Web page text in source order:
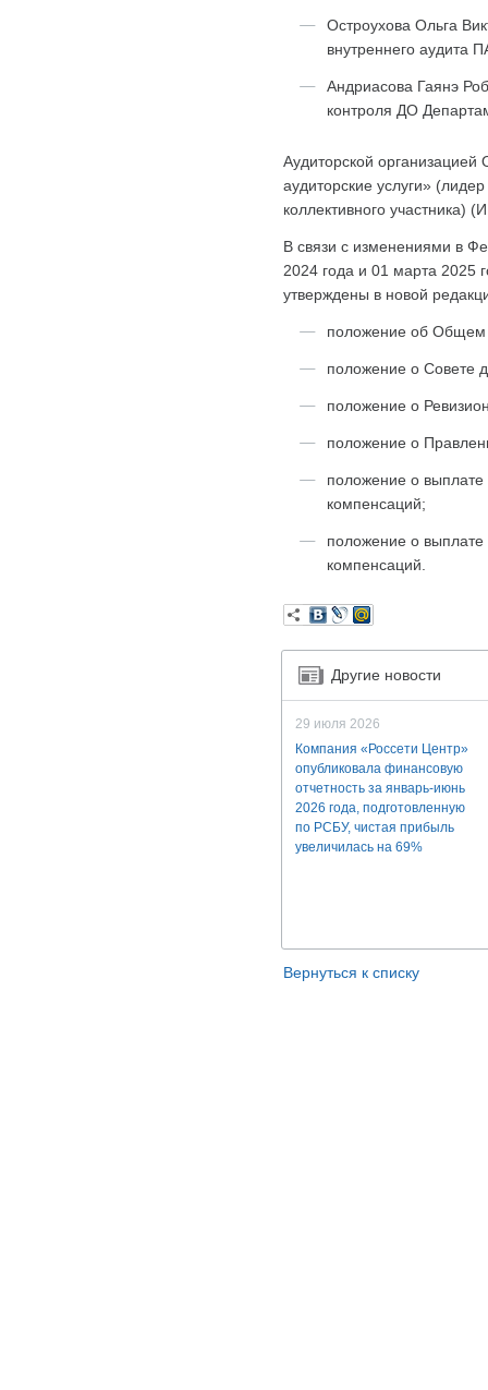
Остроухова Ольга
внутреннего аудита
Андриасова Гаянэ
контроля ДО
Аудиторской
аудиторские услуги»
коллективного участника)
В связи с изменениями в
2024 года и 01 марта 2025
утверждены в новой
положение об Общем
положение о Совете
положение о
положение о
положение о
компенсаций;
положение о
компенсаций.
Другие новости
29 июля 2026
Компания «Россети Центр»
опубликовала финансовую
отчетность за январь-июнь
2026 года, подготовленную
по РСБУ, чистая прибыль
увеличилась на 69%
Вернуться к списку